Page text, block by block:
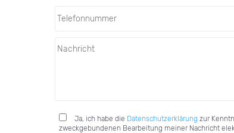
Ja, ich habe die Datenschutzerklärung zur
zweckgebundenen Bearbeitung meiner Nachricht